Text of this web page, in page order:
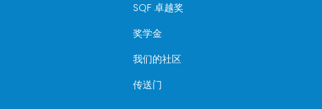
SQF 卓越奖
奖学金
我们的社区
传送门